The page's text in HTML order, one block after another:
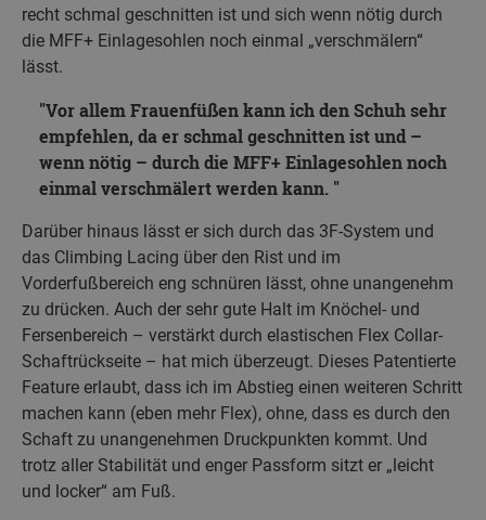
recht schmal geschnitten ist und sich wenn nötig durch
die MFF+ Einlagesohlen noch einmal „verschmälern“
lässt.
Vor allem Frauenfüßen kann ich den Schuh sehr
empfehlen, da er schmal geschnitten ist und –
wenn nötig – durch die MFF+ Einlagesohlen noch
einmal verschmälert werden kann.
Darüber hinaus lässt er sich durch das 3F-System und
das Climbing Lacing über den Rist und im
Vorderfußbereich eng schnüren lässt, ohne unangenehm
zu drücken. Auch der sehr gute Halt im Knöchel- und
Fersenbereich – verstärkt durch elastischen Flex Collar-
Schaftrückseite – hat mich überzeugt. Dieses Patentierte
Feature erlaubt, dass ich im Abstieg einen weiteren Schritt
machen kann (eben mehr Flex), ohne, dass es durch den
Schaft zu unangenehmen Druckpunkten kommt. Und
trotz aller Stabilität und enger Passform sitzt er „leicht
und locker“ am Fuß.